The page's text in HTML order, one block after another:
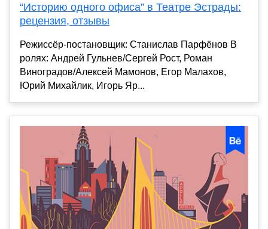
“Историю одного офиса” в Театре Эстрады:
рецензия, отзывы
Режиссёр-постановщик: Станислав Парфёнов В
ролях: Андрей Гульнев/Сергей Рост, Роман
Виноградов/Алексей Мамонов, Егор Малахов,
Юрий Михайлик, Игорь Яр...